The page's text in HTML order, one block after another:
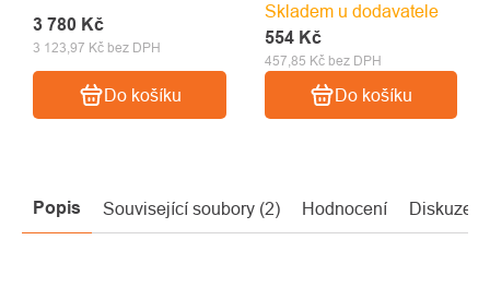
3 123,97 Kč bez DPH
3 780 Kč
Do košíku
Skladem u dodavatele
457,85 Kč bez DPH
554 Kč
Do košíku
Popis Související soubory (2) Hodnocení Diskuze